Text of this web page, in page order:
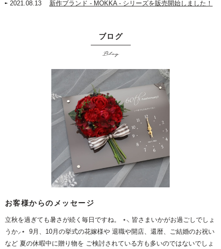
2021.08.13 新作ブランド - MOKKA - シリーズを販売開始しました！
ブログ
Blog
お客様からのメッセージ
立秋を過ぎても暑さが続く毎日ですね。 ⋆⸜ 皆さまいかがお過ごしでしょ
うか⸝⋆ 9月、10月の挙式の花嫁様や 退職や開店、還暦、ご結婚のお祝い
など 夏の休暇中に贈り物を ご検討されている方も多いのではないでしょ